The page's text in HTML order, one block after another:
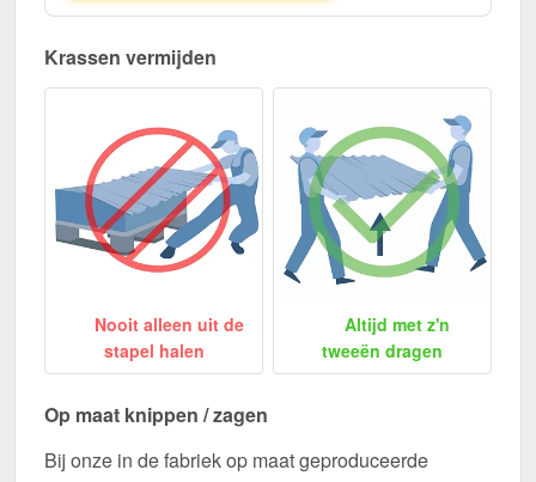
Krassen vermijden
Nooit alleen uit de
stapel halen
Altijd met z'n
tweeën dragen
Op maat knippen / zagen
Bij onze in de fabriek op maat geproduceerde